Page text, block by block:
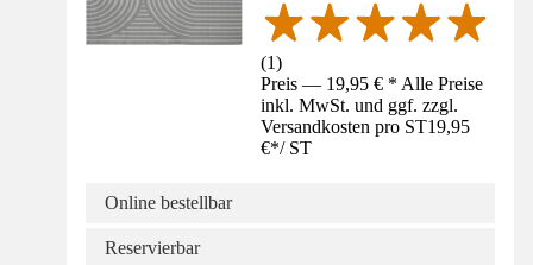
(1)
Preis — 19,95 € * Alle Preise
inkl. MwSt. und ggf. zzgl.
Versandkosten pro ST19,95
€*/ ST
Online bestellbar
Reservierbar